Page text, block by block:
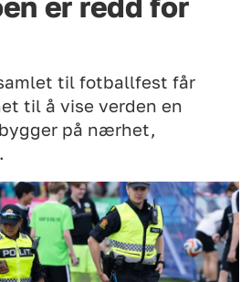
til fotballfest får
til å vise verden en
på nærhet,